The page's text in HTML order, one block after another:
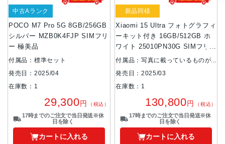
POCO M7 Pro 5G 8GB/256GB
シルバー MZB0K4FJP SIMフリ
ー 極美品
中古Aランク
付属品：標準セット
発売日：2025/04
在庫数：1
29,300円 （税込）
17時までのご注文で当日発送※休
日を除く
カートに入れる
Xiaomi 15 Ultra フォトグラフィ
ーキット付き 16GB/512GB ホ
ワイト 25010PN30G SIMフリ
ー 新品同様
新品同様
付属品：写真に載っているものが
全てです。
発売日：2025/03
在庫数：1
130,800円 （税込）
17時までのご注文で当日発送※休
日を除く
カートに入れる